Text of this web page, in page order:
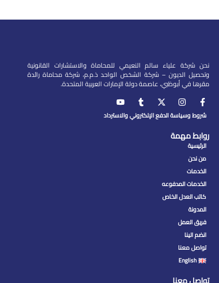
نحن شركة علياء سالم النعيمي للمحاماة والاستشارات القانونية
وتحصيل الديون – شركة الشخص الواحد ذ.م.م، شركة محاماة رائدة
مقرها في أبوظبي، عاصمة دولة الإمارات العربية المتحدة.
شروط وسياسة الدفع الإلكتروني والاسترداد
روابط مهمة
الرئيسية
من نحن
الخدمات
الخدمات المدفوعه
كاتب العدل الخاص
المدونة
فريق العمل
انضم الينا
تواصل معنا
English